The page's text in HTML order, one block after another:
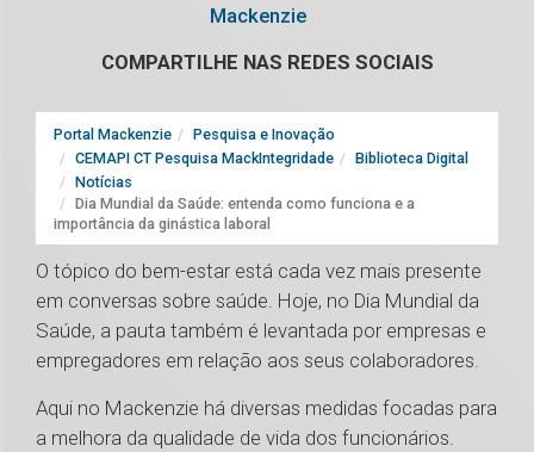
Mackenzie
COMPARTILHE NAS REDES SOCIAIS
Portal Mackenzie
Pesquisa e Inovação
CEMAPI CT Pesquisa MackIntegridade
Biblioteca Digital
Notícias
Dia Mundial da Saúde: entenda como funciona e a
importância da ginástica laboral
O tópico do bem-estar está cada vez mais presente
em conversas sobre saúde. Hoje, no Dia Mundial da
Saúde, a pauta também é levantada por empresas e
empregadores em relação aos seus colaboradores.
Aqui no Mackenzie há diversas medidas focadas para
a melhora da qualidade de vida dos funcionários.